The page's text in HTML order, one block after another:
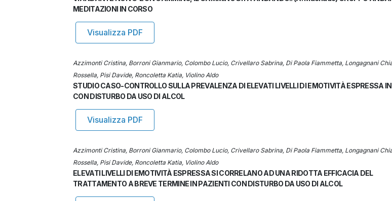
MEDITAZIONI IN CORSO
Visualizza PDF
Azzimonti Cristina, Borroni Gianmario, Colombo Lucio, Crivellaro Sabrina, Di Paola Fiammetta, Longagnani
Rossella, Pisi Davide, Roncoletta Katia, Violino Aldo
STUDIO CASO-CONTROLLO SULLA PREVALENZA DI ELEVATI LIVELLI DI EMOTIVITÀ ESPRESSA
CON DISTURBO DA USO DI ALCOL
Visualizza PDF
Azzimonti Cristina, Borroni Gianmario, Colombo Lucio, Crivellaro Sabrina, Di Paola Fiammetta, Longagnani
Rossella, Pisi Davide, Roncoletta Katia, Violino Aldo
ELEVATI LIVELLI DI EMOTIVITÀ ESPRESSA SI CORRELANO AD UNA RIDOTTA EFFICACIA DEL
TRATTAMENTO A BREVE TERMINE IN PAZIENTI CON DISTURBO DA USO DI ALCOL